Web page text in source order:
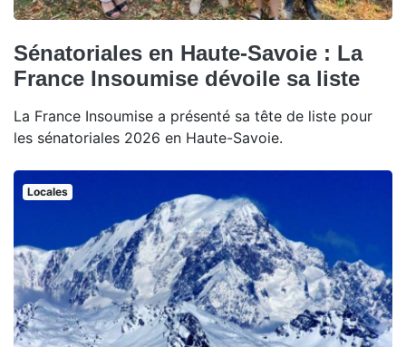
Sénatoriales en Haute-Savoie : La
France Insoumise dévoile sa liste
La France Insoumise a présenté sa tête de liste pour
les sénatoriales 2026 en Haute-Savoie.
Locales